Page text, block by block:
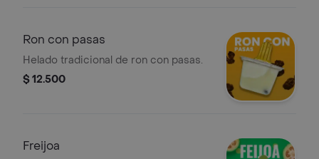
Ron con pasas
Helado tradicional de ron con pasas.
$ 12.500
Freijoa